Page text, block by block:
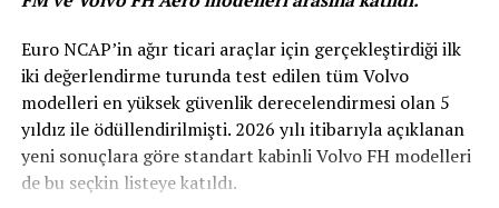
bir yanındaki Premier Lig taraftarlarını Castrol ile
buluşturmak üzere onlarla çalışmaya başlamayı
sabırsızlıkla bekliyoruz.”
BENZER İÇERIKLER
Euro NCAP’in ağır ticari araçlar için gerçekleştirdiği ilk
iki değerlendirme turunda test edilen tüm Volvo
modelleri en yüksek güvenlik derecelendirmesi olan 5
yıldız ile ödüllendirilmişti. 2026 yılı itibarıyla açıklanan
yeni sonuçlara göre standart kabinli Volvo FH modelleri
de bu seçkin listeye katıldı.